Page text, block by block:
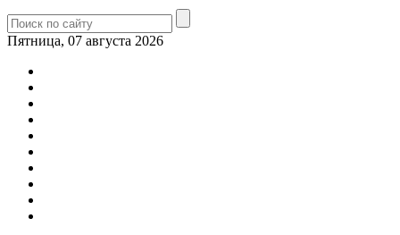
Пятница, 07 августа 2026